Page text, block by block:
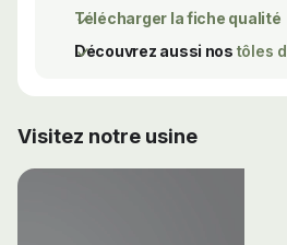
Télécharger la fiche qualité
Découvrez aussi nos tôles
Visitez notre usine